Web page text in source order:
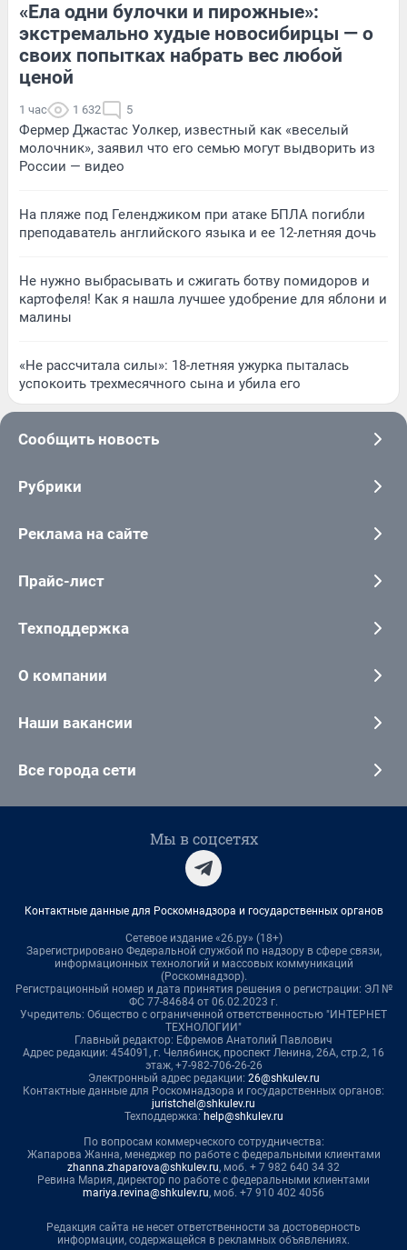
«Ела одни булочки и пирожные»:
экстремально худые новосибирцы — о
своих попытках набрать вес любой
ценой
1 час 1 632 5
Фермер Джастас Уолкер, известный как «веселый
молочник», заявил что его семью могут выдворить из
России — видео
На пляже под Геленджиком при атаке БПЛА погибли
преподаватель английского языка и ее 12-летняя дочь
Не нужно выбрасывать и сжигать ботву помидоров и
картофеля! Как я нашла лучшее удобрение для яблони и
малины
«Не рассчитала силы»: 18-летняя ужурка пыталась
успокоить трехмесячного сына и убила его
Сообщить новость
Рубрики
Реклама на сайте
Прайс-лист
Техподдержка
О компании
Наши вакансии
Все города сети
Мы в соцсетях
Контактные данные для Роскомнадзора и государственных органов
Сетевое издание «26.ру» (18+)
Зарегистрировано Федеральной службой по надзору в сфере связи,
информационных технологий и массовых коммуникаций
(Роскомнадзор).
Регистрационный номер и дата принятия решения о регистрации: ЭЛ №
ФС 77-84684 от 06.02.2023 г.
Учредитель: Общество с ограниченной ответственностью "ИНТЕРНЕТ
ТЕХНОЛОГИИ"
Главный редактор: Ефремов Анатолий Павлович
Адрес редакции: 454091, г. Челябинск, проспект Ленина, 26А, стр.2, 16
этаж, +7-982-706-26-26
Электронный адрес редакции: 26@shkulev.ru
Контактные данные для Роскомнадзора и государственных органов:
juristchel@shkulev.ru
Техподдержка: help@shkulev.ru
По вопросам коммерческого сотрудничества:
Жапарова Жанна, менеджер по работе с федеральными клиентами
zhanna.zhaparova@shkulev.ru, моб. + 7 982 640 34 32
Ревина Мария, директор по работе с федеральными клиентами
mariya.revina@shkulev.ru, моб. +7 910 402 4056
Редакция сайта не несет ответственности за достоверность
информации, содержащейся в рекламных объявлениях.